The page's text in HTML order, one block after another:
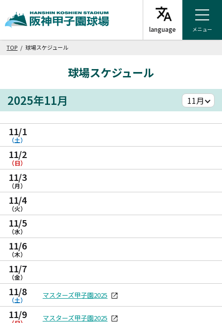
メニュー
TOP / 球場スケジュール
球場スケジュール
2025年11月
11/1
（土）
11/2
（日）
11/3
（月）
11/4
（火）
11/5
（水）
11/6
（木）
11/7
（金）
11/8
（土）
マスターズ甲子園2025
11/9 マスターズ甲子園2025